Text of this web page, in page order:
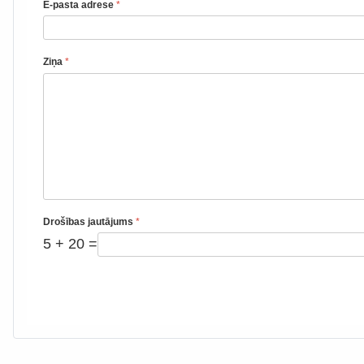
E-pasta adrese *
Ziņa *
Drošības jautājums *
5 + 20 =